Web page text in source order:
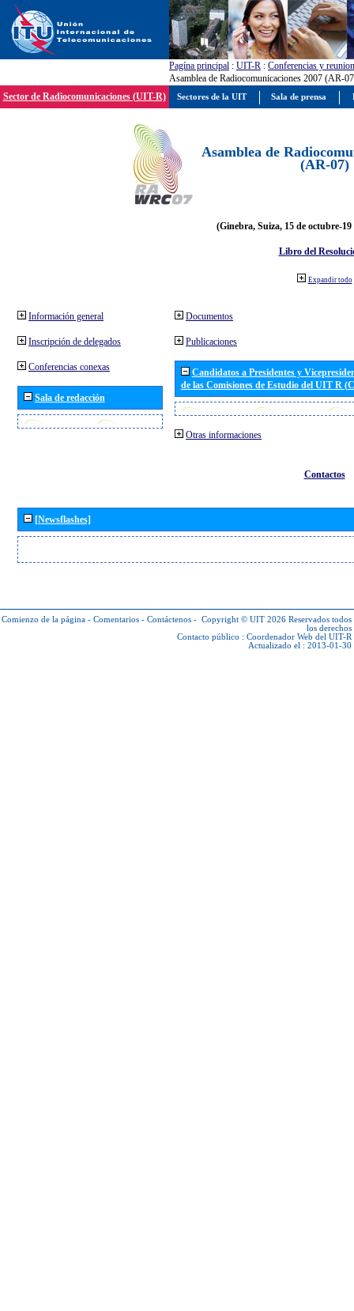
Pagína principal : UIT-R : Conferencias y
Asamblea de Radiocomunicaciones 2007 (AR-
Sector de Radiocomunicaciones (UIT-R)
Asamblea de
(AR-07)
(Ginebra, Suiza, 15 de octubre-19
Libro del
Expandir todo
Información general
Inscripción de delegados
Conferencias conexas
Sala de redacción
Documentos
Publicaciones
Candidatos a Presidentes y
de las Comisiones de Estudio del UIT R
Otras informaciones
Contactos
[Newsflashes]
Comienzo de la página - Comentarios - Contáctenos - Copyright © UIT 2026 Reservados todos
los derechos
Contacto público : Coordenador Web del UIT-R
Actualizado el : 2013-01-30
Sectores de la UIT Sala de prensa